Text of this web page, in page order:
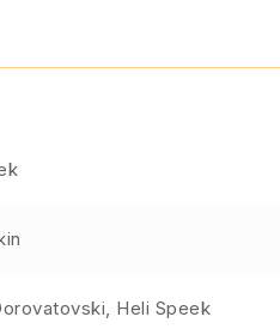
Heli Speek